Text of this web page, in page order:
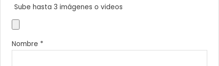
Sube hasta 3 imágenes o videos
Nombre *